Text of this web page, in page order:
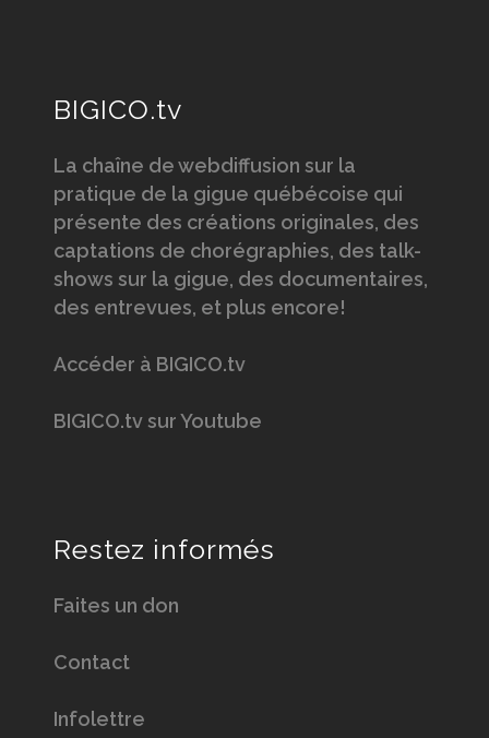
BIGICO.tv
La chaîne de webdiffusion sur la
pratique de la gigue québécoise qui
présente des créations originales, des
captations de chorégraphies, des talk-
shows sur la gigue, des documentaires,
des entrevues, et plus encore!
Accéder à BIGICO.tv
BIGICO.tv sur Youtube
Restez informés
Faites un don
Contact
Infolettre